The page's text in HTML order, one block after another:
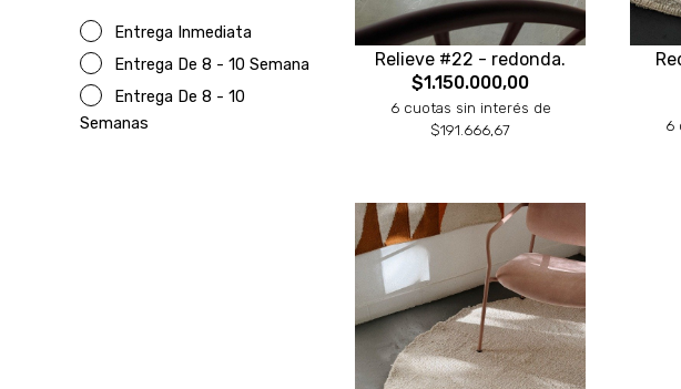
Entrega Inmediata
Entrega De 8 - 10 Semana
Entrega De 8 - 10
Semanas
Relieve #22 - redonda.
$1.150.000,00
6 cuotas sin interés de
$191.666,67
6